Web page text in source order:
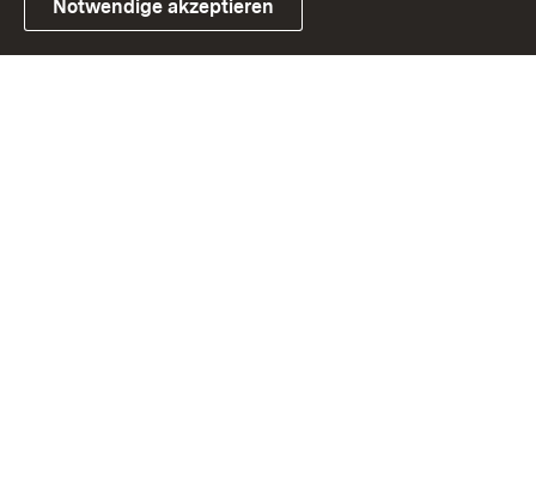
Link zum Landesportal
Notwendige akzeptieren